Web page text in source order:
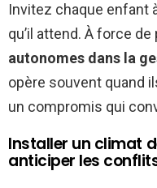
Invitez chaque enfant
qu’il attend. À force
autonomes dans la
opère souvent quand
un compromis qui
Installer un climat
anticiper les